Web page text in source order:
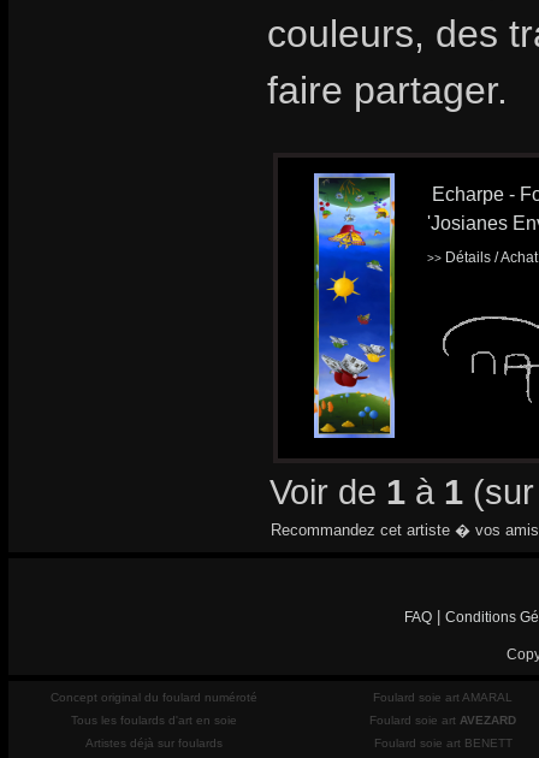
couleurs, des
faire partager.
Echarpe -
'Josianes
>> Détails /
Voir de 1 à 1
Recommandez cet artiste � vos
FAQ Conditions
Concept original du foulard numéroté
Tous les foulards d'art en soie
Artistes déjà sur foulards
Foulard soie art AMARAL
Foulard soie art AVEZARD
Foulard soie art BENETT